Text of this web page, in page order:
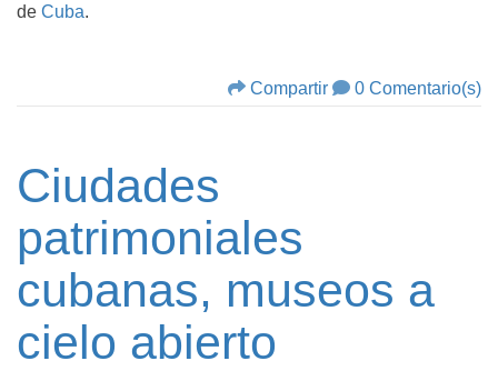
de Cuba.
Compartir 0 Comentario(s)
Ciudades
patrimoniales
cubanas, museos a
cielo abierto